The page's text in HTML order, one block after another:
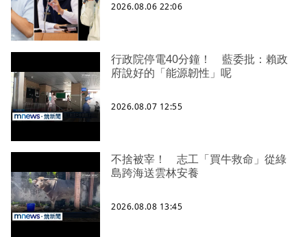
2026.08.06 22:06
行政院停電40分鐘！ 藍委批：賴政
府說好的「能源韌性」呢
2026.08.07 12:55
不捨被宰！ 志工「買牛救命」從綠
島跨海送雲林安養
2026.08.08 13:45